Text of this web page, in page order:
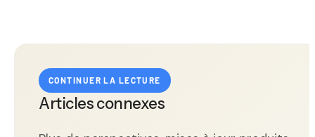
CONTINUER LA LECTURE
Articles connexes